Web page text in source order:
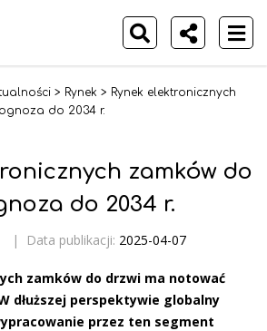
> Rynek > Rynek elektronicznych
do 2034 r.
zamków do
do 2034 r.
| Data publikacji: 2025-04-07
zamków do drzwi ma notować
dłuższej perspektywie globalny
przez ten segment